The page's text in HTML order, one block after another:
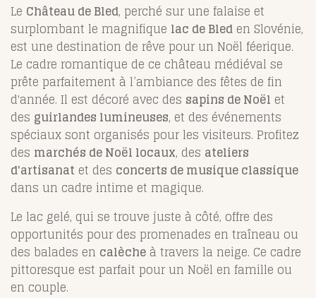
Le Château de Bled, perché sur une falaise et
surplombant le magnifique lac de Bled en Slovénie,
est une destination de rêve pour un Noël féerique.
Le cadre romantique de ce château médiéval se
prête parfaitement à l’ambiance des fêtes de fin
d'année. Il est décoré avec des sapins de Noël et
des guirlandes lumineuses, et des événements
spéciaux sont organisés pour les visiteurs. Profitez
des marchés de Noël locaux, des ateliers
d'artisanat et des concerts de musique classique
dans un cadre intime et magique.
Le lac gelé, qui se trouve juste à côté, offre des
opportunités pour des promenades en traîneau ou
des balades en calèche à travers la neige. Ce cadre
pittoresque est parfait pour un Noël en famille ou
en couple.